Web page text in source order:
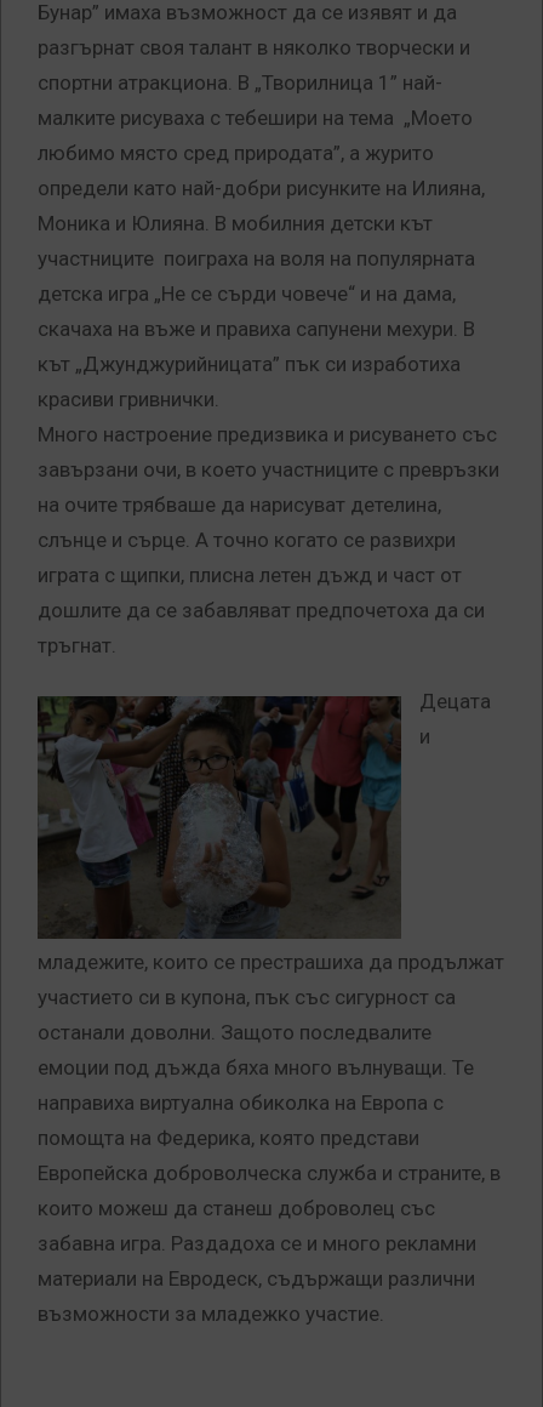
Бунар” имаха възможност да се изявят и да
разгърнат своя талант в няколко творчески и
спортни атракциона. В „Творилница 1” най-
малките рисуваха с тебешири на тема „Моето
любимо място сред природата”, а журито
определи като най-добри рисунките на Илияна,
Моника и Юлияна. В мобилния детски кът
участниците поиграха на воля на популярната
детска игра „Не се сърди човече“ и на дама,
скачаха на въже и правиха сапунени мехури. В
кът „Джунджурийницата” пък си изработиха
красиви гривнички.
Много настроение предизвика и рисуването със
завързани очи, в което участниците с превръзки
на очите трябваше да нарисуват детелина,
слънце и сърце. А точно когато се развихри
играта с щипки, плисна летен дъжд и част от
дошлите да се забавляват предпочетоха да си
тръгнат.
Децата
и
младежите, които се престрашиха да продължат
участието си в купона, пък със сигурност са
останали доволни. Защото последвалите
емоции под дъжда бяха много вълнуващи. Те
направиха виртуална обиколка на Европа с
помощта на Федерика, която представи
Европейска доброволческа служба и страните, в
които можеш да станеш доброволец със
забавна игра. Раздадоха се и много рекламни
материали на Евродеск, съдържащи различни
възможности за младежко участие.